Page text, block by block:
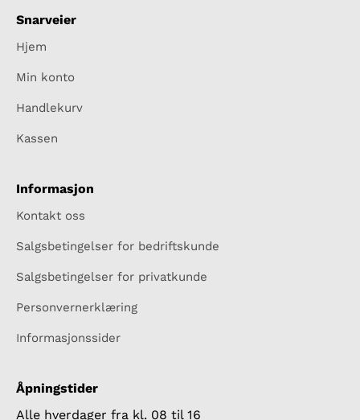
Snarveier
Hjem
Min konto
Handlekurv
Kassen
Informasjon
Kontakt oss
Salgsbetingelser for bedriftskunde
Salgsbetingelser for privatkunde
Personvernerklæring
Informasjonssider
Åpningstider
Alle hverdager fra kl. 08 til 16